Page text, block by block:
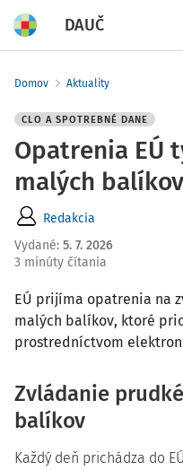
DAUČ
Domov Aktuality
CLO A SPOTREBNÉ DANE
Opatrenia EÚ
malých balíkov
Redakcia
Vydané: 5. 7. 2026
3 minúty čítania
EÚ prijíma opatrenia na
malých balíkov, ktoré
prostredníctvom
Zvládanie
balíkov
Každý deň prichádza do